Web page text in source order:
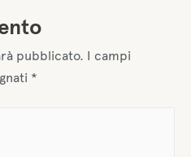
pubblicato. I campi
*